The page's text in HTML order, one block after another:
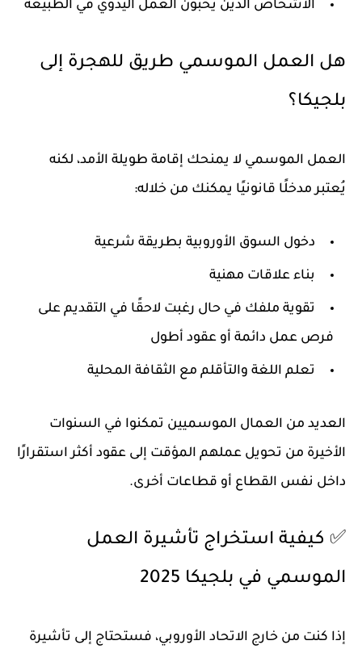
الأشخاص الذين يحبون العمل اليدوي في الطبيعة
هل العمل الموسمي طريق للهجرة إلى
بلجيكا؟
العمل الموسمي لا يمنحك إقامة طويلة الأمد، لكنه
يُعتبر مدخلًا قانونيًا يمكنك من خلاله:
دخول السوق الأوروبية بطريقة شرعية
بناء علاقات مهنية
تقوية ملفك في حال رغبت لاحقًا في التقديم على
فرص عمل دائمة أو عقود أطول
تعلم اللغة والتأقلم مع الثقافة المحلية
العديد من العمال الموسميين تمكنوا في السنوات
الأخيرة من تحويل عملهم المؤقت إلى عقود أكثر استقرارًا
داخل نفس القطاع أو قطاعات أخرى.
✅ كيفية استخراج تأشيرة العمل
الموسمي في بلجيكا 2025
إذا كنت من خارج الاتحاد الأوروبي، فستحتاج إلى تأشيرة